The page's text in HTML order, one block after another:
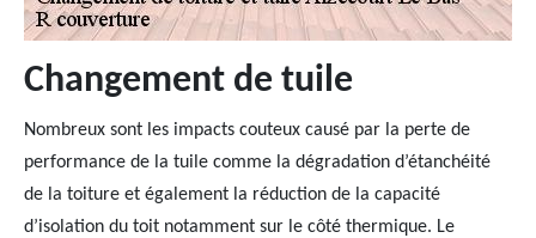
Changement de tuile
Nombreux sont les impacts couteux causé par la perte de
performance de la tuile comme la dégradation d’étanchéité
de la toiture et également la réduction de la capacité
d’isolation du toit notamment sur le côté thermique. Le